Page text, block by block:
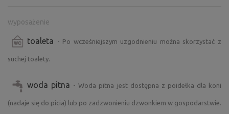
wyposażenie
toaleta - Po wcześniejszym uzgodnieniu można skorzystać z
suchej toalety.
woda pitna - Woda pitna jest dostępna z poidełka dla koni
(nadaje się do picia) lub po zadzwonieniu dzwonkiem w gospodarstwie.